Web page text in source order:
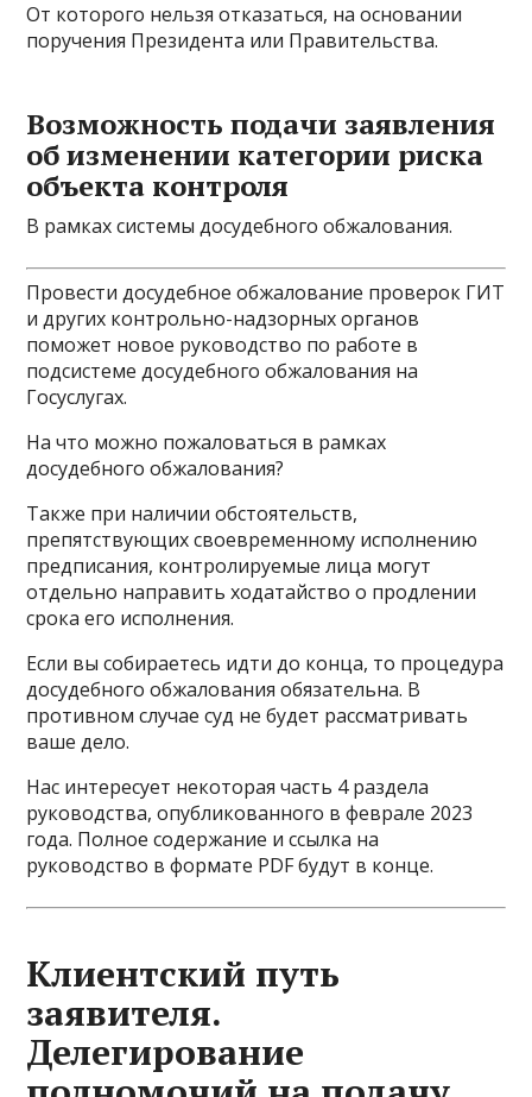
От которого нельзя отказаться, на основании
поручения Президента или Правительства.
Возможность подачи заявления
об изменении категории риска
объекта контроля
В рамках системы досудебного обжалования.
Провести досудебное обжалование проверок ГИТ
и других контрольно-надзорных органов
поможет новое руководство по работе в
подсистеме досудебного обжалования на
Госуслугах.
На что можно пожаловаться в рамках
досудебного обжалования?
Также при наличии обстоятельств,
препятствующих своевременному исполнению
предписания, контролируемые лица могут
отдельно направить ходатайство о продлении
срока его исполнения.
Если вы собираетесь идти до конца, то процедура
досудебного обжалования обязательна. В
противном случае суд не будет рассматривать
ваше дело.
Нас интересует некоторая часть 4 раздела
руководства, опубликованного в феврале 2023
года. Полное содержание и ссылка на
руководство в формате PDF будут в конце.
Клиентский путь
заявителя.
Делегирование